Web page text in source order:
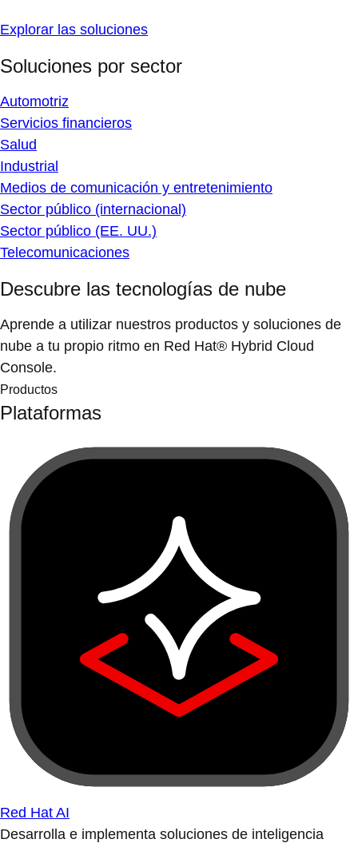
Explorar las soluciones
Soluciones por sector
Automotriz
Servicios financieros
Salud
Industrial
Medios de comunicación y entretenimiento
Sector público (internacional)
Sector público (EE. UU.)
Telecomunicaciones
Descubre las tecnologías de nube
Aprende a utilizar nuestros productos y soluciones de
nube a tu propio ritmo en Red Hat® Hybrid Cloud
Console.
Productos
Plataformas
Red Hat AI
Desarrolla e implementa soluciones de inteligencia